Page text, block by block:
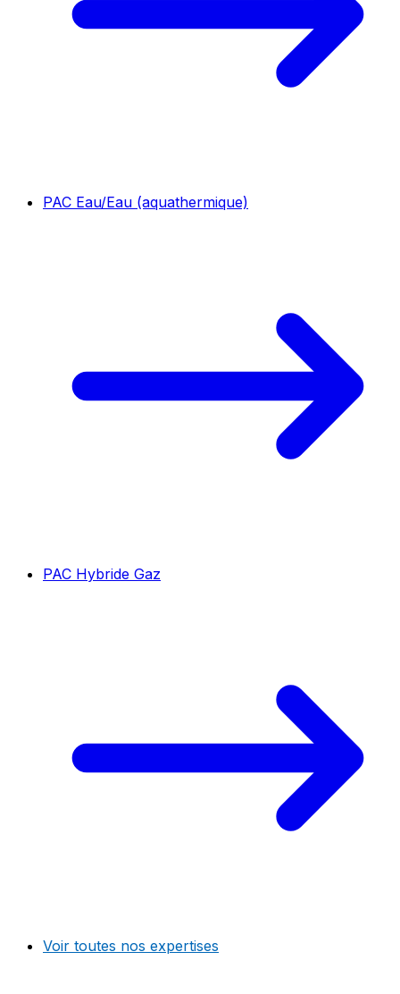
PAC Eau/Eau (aquathermique)
PAC Hybride Gaz
Voir toutes nos expertises